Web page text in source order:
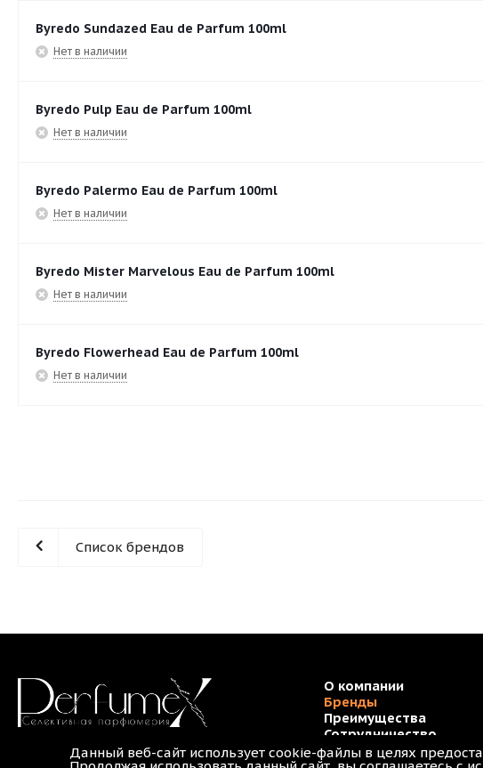
Byredo Sundazed Eau de Parfum 100ml
Нет в наличии
Byredo Pulp Eau de Parfum 100ml
Нет в наличии
Byredo Palermo Eau de Parfum 100ml
Нет в наличии
Byredo Mister Marvelous Eau de Parfum 100ml
Нет в наличии
Byredo Flowerhead Eau de Parfum 100ml
Нет в наличии
Список брендов
О компании
Бренды
Преимущества
Сотрудничество
Контакты
Данный веб-сайт использует cookie-файлы в целях